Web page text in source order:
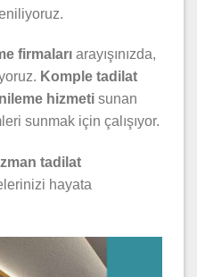
firmaları arayışınızda,
Komple tadilat
hizmeti sunan
sunmak için çalışıyor.
tadilat
hayata